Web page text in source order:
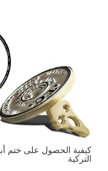
كيفية الحصول على ختم
التركية